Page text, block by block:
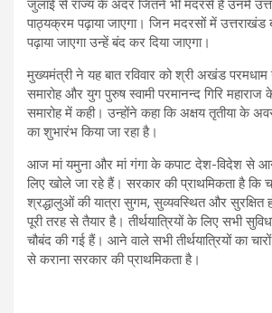
जुलाई से राज्य के अंदर जितने भी मदरसे हैं उनमें
पाठ्यक्रम पढ़ाया जाएगा। जिन मदरसों में उत्तराखंड
पढ़ाया जाएगा उन्हें बंद कर दिया जाएगा।
मुख्यमंत्री ने यह बात रविवार को श्री अखंड परमधाम
समारोह और युग पुरुष स्वामी परमानन्द गिरि
समारोह में कही। उन्होंने कहा कि अक्षय तृतीया के
का शुभारंभ किया जा रहा है।
आज मां यमुना और मां गंगा के कपाट देश-विदेश से
लिए खोले जा रहे हैं। सरकार की प्राथमिकता है कि
श्रद्धालुओं की यात्रा सुगम, सुव्यवस्थित और सुरक्षित
पूरी तरह से तैयार है। तीर्थयात्रियों के लिए सभी
चौबंद की गई हैं। आने वाले सभी तीर्थयात्रियों का
से कराना सरकार की प्राथमिकता है।